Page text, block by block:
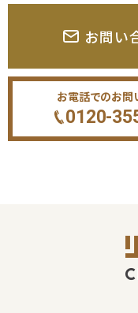
お問い
お電話でのお問
0120-